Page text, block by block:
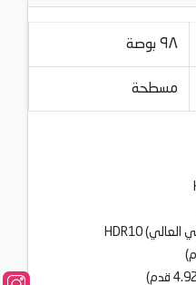
٩٨ بوصة
مسطحة